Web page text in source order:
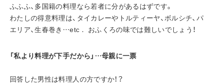
ふふふ、多国籍の料理なら若者に分があるはずです。
わたしの得意料理は、タイカレーやトルティーヤ、ボルシチ、パ
エリア、生春巻き…etc． おふくろの味では難しいでしょう！
「私より料理が下手だから」…母親に一票
回答した男性は料理人の方ですか！？